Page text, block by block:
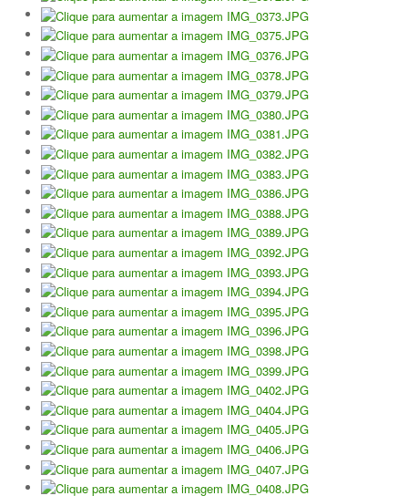
Torneio Jovens Esperanças VIII
Interclubes 2016
Torneio Open Primavera
Veteranos B Lumiar
Lumiar Kids Cup XV
Masters REVOR e Torneio Social
Open Luis Alves
Lumiar Kids Open XV
Torneio Open Aniversário
Smashtour 2016
Taça Flores Marques
Torneios Inverno e Natal
Torneio Social de Inverno
Galeria 2017